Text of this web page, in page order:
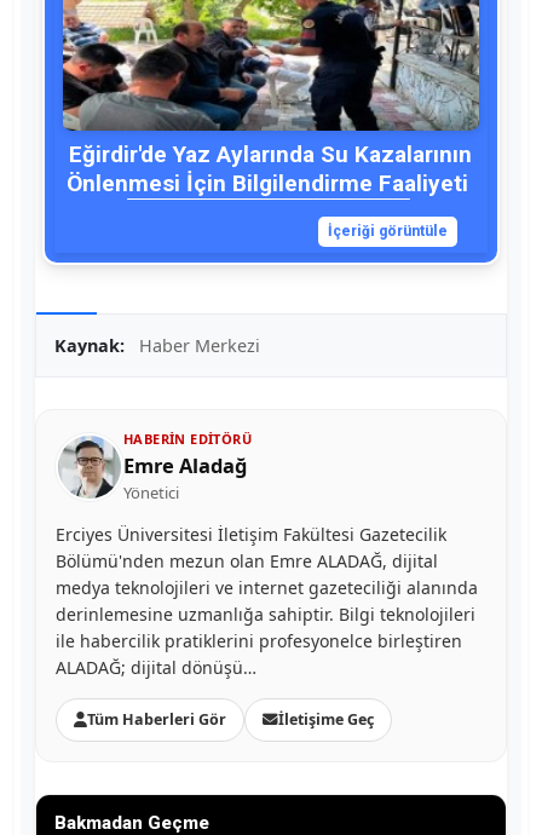
Eğirdir'de Yaz Aylarında Su Kazalarının
Önlenmesi İçin Bilgilendirme Faaliyeti
İçeriği görüntüle
Kaynak: Haber Merkezi
HABERIN EDITÖRÜ
Emre Aladağ
Yönetici
Erciyes Üniversitesi İletişim Fakültesi Gazetecilik
Bölümü'nden mezun olan Emre ALADAĞ, dijital
medya teknolojileri ve internet gazeteciliği alanında
derinlemesine uzmanlığa sahiptir. Bilgi teknolojileri
ile habercilik pratiklerini profesyonelce birleştiren
ALADAĞ; dijital dönüşü…
Tüm Haberleri Gör İletişime Geç
Bakmadan Geçme